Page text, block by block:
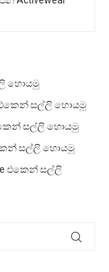
හොයමු
එකෙන් සල්ලි හොයමු
සල්ලි හොයමු
සල්ලි හොයමු
එකෙන් සල්ලි